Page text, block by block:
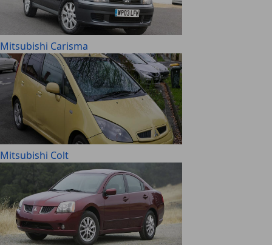
Mitsubishi Carisma
Mitsubishi Colt